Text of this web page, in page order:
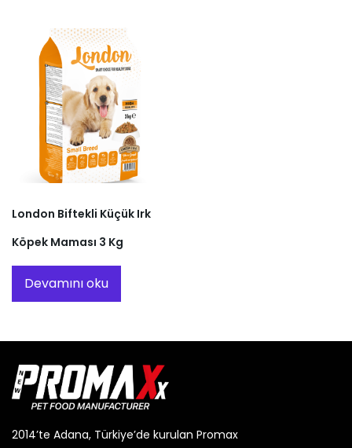
London Biftekli Küçük Irk
Köpek Maması 3 Kg
Devamını oku
2014’te Adana, Türkiye’de kurulan Promax